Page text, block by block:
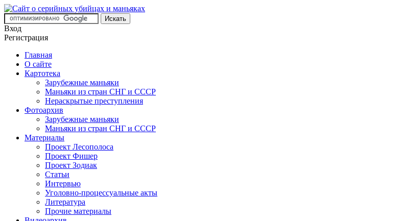
Вход
Регистрация
Главная
О сайте
Картотека
Зарубежные маньяки
Маньяки из стран СНГ и СССР
Нераскрытые преступления
Фотоархив
Зарубежные маньяки
Маньяки из стран СНГ и СССР
Материалы
Проект Лесополоса
Проект Фишер
Проект Зодиак
Статьи
Интервью
Уголовно-процессуальные акты
Литература
Прочие материалы